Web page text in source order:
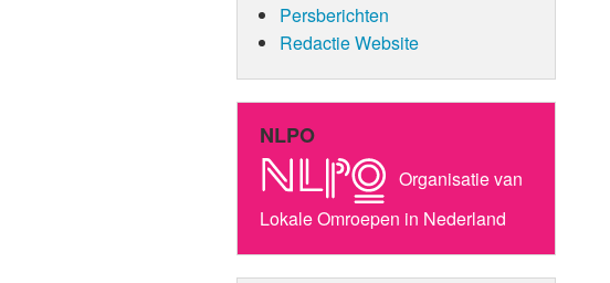
Persberichten
Redactie Website
NLPO
Organisatie van
Lokale Omroepen in Nederland